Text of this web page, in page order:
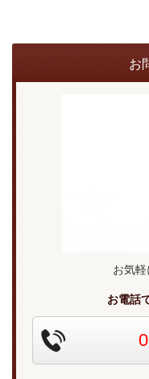
お
お気
お電話